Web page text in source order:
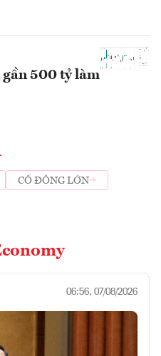
500 tỷ làm
CỔ ĐÔNG LỚN
06:56, 07/08/2026